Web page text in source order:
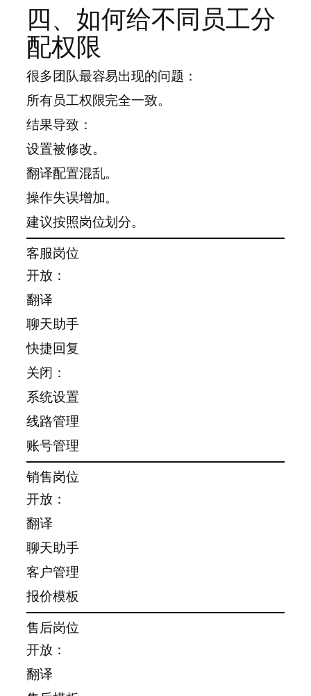
四、如何给不同员工分
配权限
很多团队最容易出现的问题：
所有员工权限完全一致。
结果导致：
设置被修改。
翻译配置混乱。
操作失误增加。
建议按照岗位划分。
客服岗位
开放：
翻译
聊天助手
快捷回复
关闭：
系统设置
线路管理
账号管理
销售岗位
开放：
翻译
聊天助手
客户管理
报价模板
售后岗位
开放：
翻译